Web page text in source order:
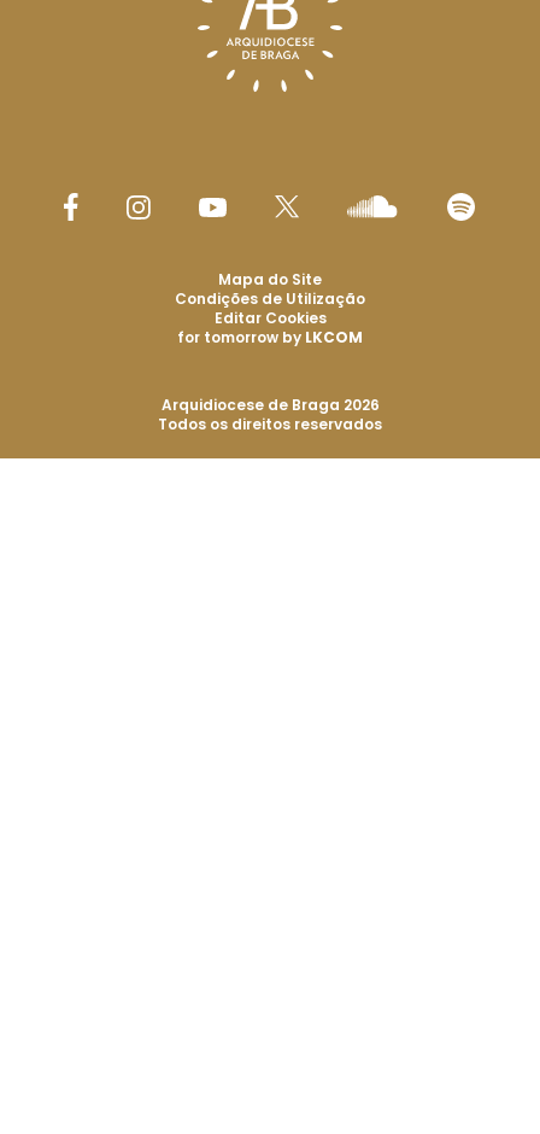
Arquidiocese de Braga 2026
Todos os direitos reservados
Mapa do Site
Condições de Utilização
Editar Cookies
for tomorrow by LKCOM